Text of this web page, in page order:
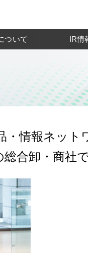
ついて IR情
・情報ネッ
合卸・商社で